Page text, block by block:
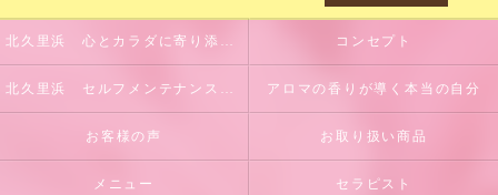
北久里浜 心とカラダに寄り添うサロン コンセプト
北久里浜 セルフメンテナンスのサポート アロマの香りが導く本当の自分
お客様の声 お取り扱い商品
メニュー セラピスト